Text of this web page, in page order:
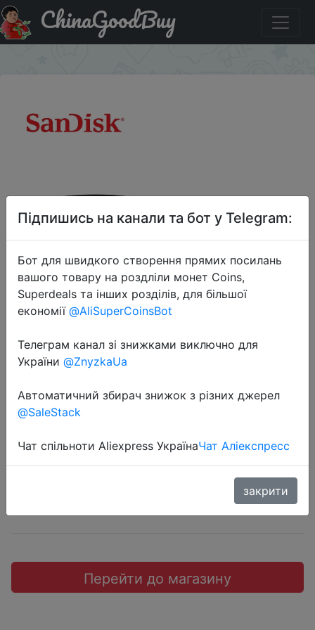
Придбати по знижці SanDisk 16GB 3,1
ChinaGoodBuy
SanDisk 16GB 3,1
$4.46
Перейти до магазину
Підпишись на канали та бот у Telegram:
Бот для швидкого створення прямих посилань
вашого товару на роздліли монет Coins,
Superdeals та інших розділів, для більшої
економії @AliSuperCoinsBot
Телеграм канал зі знижками виключно для
України @ZnyzkaUa
Автоматичний збирач знижок з різних джерел
@SaleStack
Чат спільноти Aliexpress УкраїнаЧат Аліекспресс
закрити